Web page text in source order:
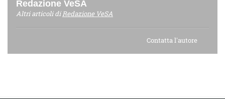
Redazione VeSA
Altri articoli diRedazione VeSA
Contatta l'autore